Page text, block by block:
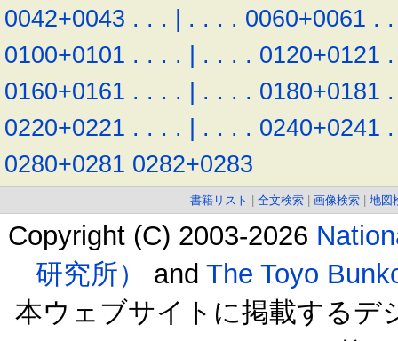
0042+0043 . . . | . . . . 0060+0061 . .
0100+0101 . . . . | . . . . 0120+0121 .
0160+0161 . . . . | . . . . 0180+0181 .
0220+0221 . . . . | . . . . 0240+0241 .
0280+0281 0282+0283
書籍リスト 全文検索 画像検索 地図
Copyright (C) 2003-2026
研究所）
and The Toyo
本ウェブサイトに掲載するデ